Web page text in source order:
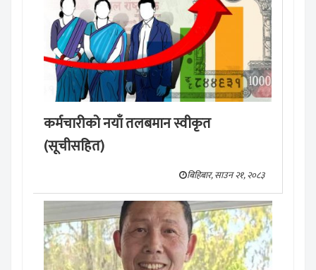
कर्मचारीको नयाँ तलबमान स्वीकृत
(सूचीसहित)
बिहिबार, साउन २१, २०८३